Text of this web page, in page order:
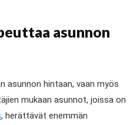
asunnon
asunnon hintaan, vaan myös
mukaan asunnot, joissa on
, herättävät enemmän